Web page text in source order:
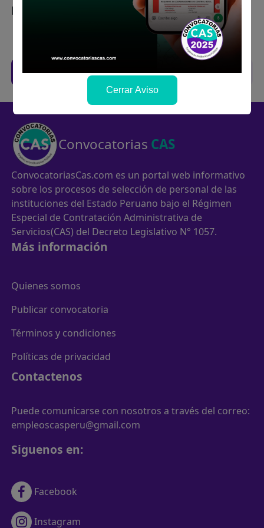
postulaste.
Trabajos CAS de anteriores concursos
Convocatorias CAS
ConvocatoriasCas.com es un portal web informativo
sobre los procesos de selección de personal de las
instituciones del Estado Peruano bajo el Régimen
Especial de Contratación Administrativa de
Servicios(CAS) del Decreto Legislativo N° 1057.
Más información
Quienes somos
Publicar convocatoria
Términos y condiciones
Políticas de privacidad
Contactenos
Puede comunicarse con nosotros a través del correo:
empleoscasperu@gmail.com
Siguenos en:
Facebook
Instagram
Cerrar Aviso